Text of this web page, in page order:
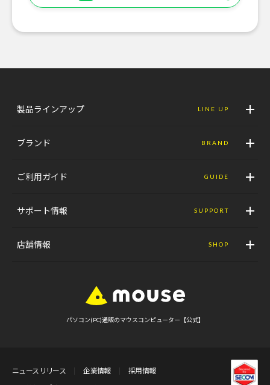
製品ラインアップ LINE UP
ブランド BRAND
ご利用ガイド GUIDE
サポート情報 SUPPORT
店舗情報 SHOP
パソコン(PC)通販のマウスコンピューター【公式】
ニュースリリース 企業情報
採用情報